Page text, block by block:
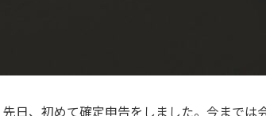
日、初めて確定申告をしました。今までは